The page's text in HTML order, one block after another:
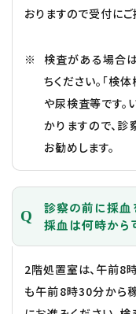
おりますので受付にご
検査がある場合
ちください。「検
や尿検査等です
かりますので、
お勧めします。
診察の前に採血
採血は何時から
2階処置室は、午前8
も午前8時30分から